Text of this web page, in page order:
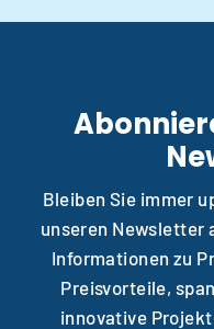
Bleiben Sie immer
unseren Newsletter
Informationen zu
Preisvorteile,
innovative